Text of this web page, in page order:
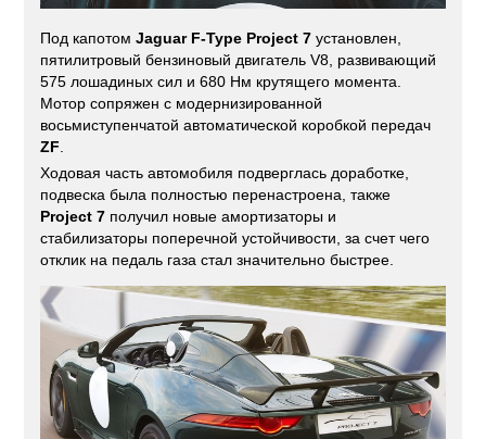
Под капотомJaguar F-Type Project 7 установлен,
пятилитровый бензиновый двигатель V8, развивающий
575 лошадиных сил и 680 Нм крутящего момента.
Мотор сопряжен с модернизированной
восьмиступенчатой автоматической коробкой передач
ZF
Ходовая часть автомобиля подверглась доработке,
подвеска была полностью перенастроена, также
Project 7 получил новые амортизаторы и
стабилизаторы поперечной устойчивости, за счет чего
отклик на педаль газа стал значительно быстрее.